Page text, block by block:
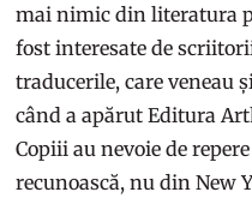
mai nimic din literatura
fost interesate de
traducerile, care veneau
când a apărut Editura
Copiii au nevoie de
recunoască, nu din New